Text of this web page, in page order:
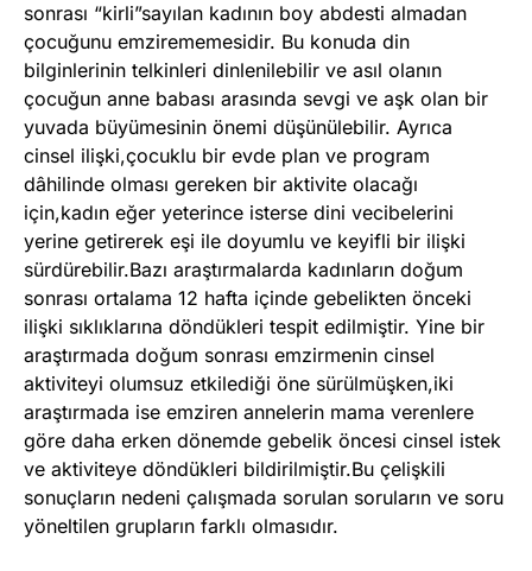
sonrası “kirli”sayılan kadının boy abdesti almadan
çocuğunu emzirememesidir. Bu konuda din
bilginlerinin telkinleri dinlenilebilir ve asıl olanın
çocuğun anne babası arasında sevgi ve aşk olan bir
yuvada büyümesinin önemi düşünülebilir. Ayrıca
cinsel ilişki,çocuklu bir evde plan ve program
dâhilinde olması gereken bir aktivite olacağı
için,kadın eğer yeterince isterse dini vecibelerini
yerine getirerek eşi ile doyumlu ve keyifli bir ilişki
sürdürebilir.Bazı araştırmalarda kadınların doğum
sonrası ortalama 12 hafta içinde gebelikten önceki
ilişki sıklıklarına döndükleri tespit edilmiştir. Yine bir
araştırmada doğum sonrası emzirmenin cinsel
aktiviteyi olumsuz etkilediği öne sürülmüşken,iki
araştırmada ise emziren annelerin mama verenlere
göre daha erken dönemde gebelik öncesi cinsel istek
ve aktiviteye döndükleri bildirilmiştir.Bu çelişkili
sonuçların nedeni çalışmada sorulan soruların ve soru
yöneltilen grupların farklı olmasıdır.